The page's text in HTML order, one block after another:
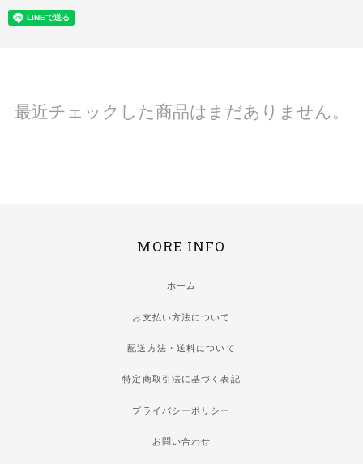
最近チェックした商品はまだありません。
MORE INFO
ホーム
お支払い方法について
配送方法・送料について
特定商取引法に基づく表記
プライバシーポリシー
お問い合わせ